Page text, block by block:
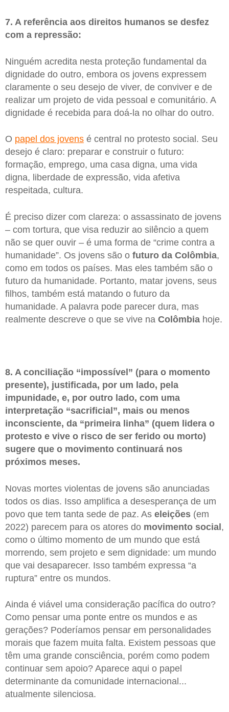
7. A referência aos direitos humanos se desfez
com a repressão:
Ninguém acredita nesta proteção fundamental da
dignidade do outro, embora os jovens expressem
claramente o seu desejo de viver, de conviver e de
realizar um projeto de vida pessoal e comunitário. A
dignidade é recebida para doá-la no olhar do outro.
O papel dos jovens é central no protesto social. Seu
desejo é claro: preparar e construir o futuro:
formação, emprego, uma casa digna, uma vida
digna, liberdade de expressão, vida afetiva
respeitada, cultura.
É preciso dizer com clareza: o assassinato de jovens
– com tortura, que visa reduzir ao silêncio a quem
não se quer ouvir – é uma forma de “crime contra a
humanidade”. Os jovens são o futuro da Colômbia,
como em todos os países. Mas eles também são o
futuro da humanidade. Portanto, matar jovens, seus
filhos, também está matando o futuro da
humanidade. A palavra pode parecer dura, mas
realmente descreve o que se vive na Colômbia hoje.
8. A conciliação “impossível” (para o momento
presente), justificada, por um lado, pela
impunidade, e, por outro lado, com uma
interpretação “sacrificial”, mais ou menos
inconsciente, da “primeira linha” (quem lidera o
protesto e vive o risco de ser ferido ou morto)
sugere que o movimento continuará nos
próximos meses.
Novas mortes violentas de jovens são anunciadas
todos os dias. Isso amplifica a desesperança de um
povo que tem tanta sede de paz. As eleições (em
2022) parecem para os atores do movimento social,
como o último momento de um mundo que está
morrendo, sem projeto e sem dignidade: um mundo
que vai desaparecer. Isso também expressa “a
ruptura” entre os mundos.
Ainda é viável uma consideração pacífica do outro?
Como pensar uma ponte entre os mundos e as
gerações? Poderíamos pensar em personalidades
morais que fazem muita falta. Existem pessoas que
têm uma grande consciência, porém como podem
continuar sem apoio? Aparece aqui o papel
determinante da comunidade internacional...
atualmente silenciosa.